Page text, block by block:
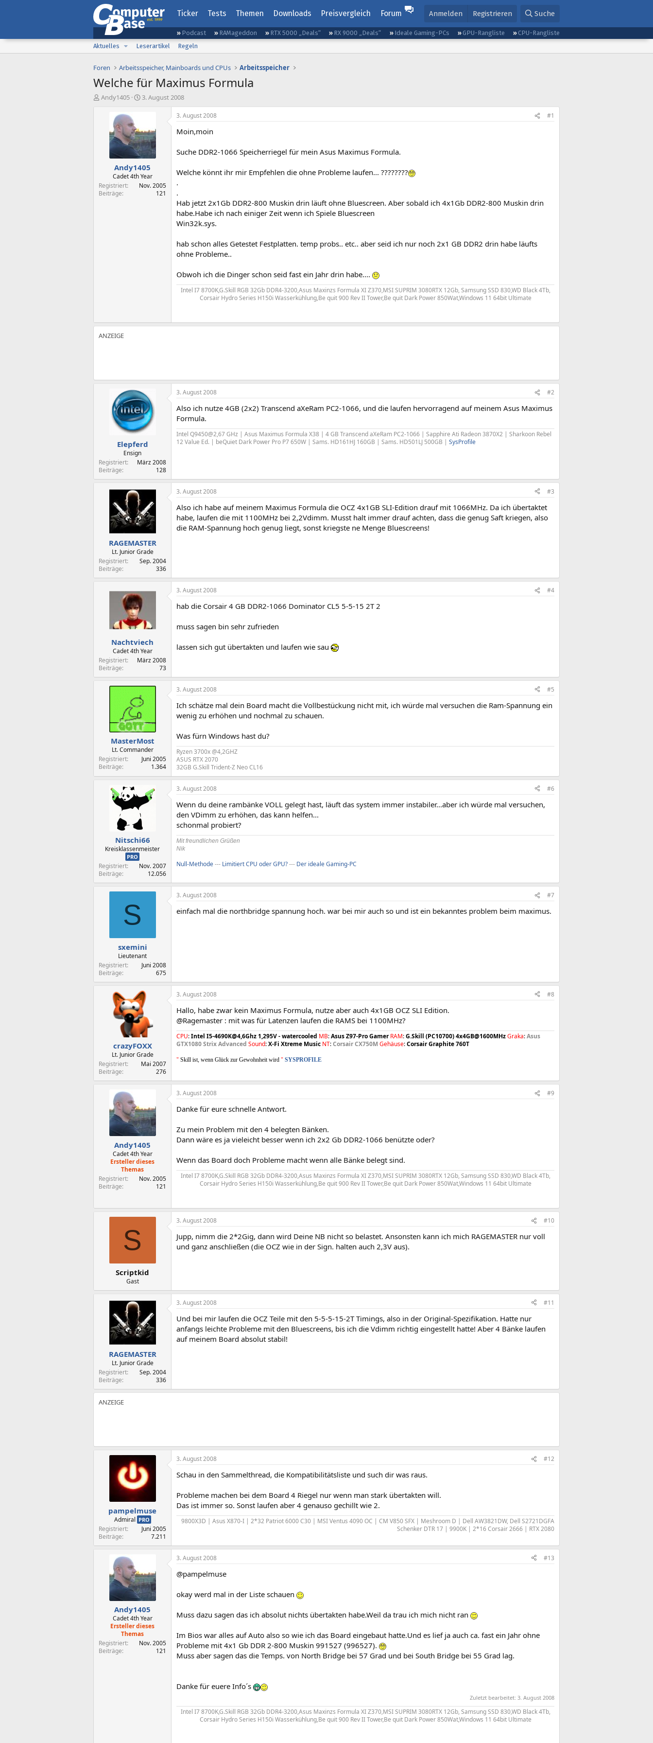
Ticker Tests Themen Downloads Preisvergleich Forum Anmelden Registrieren Suche
Podcast RAMageddon RTX 5000 „Deals“ RX 9000 „Deals“ Ideale Gaming-PCs GPU-Rangliste
CPU-Rangliste
Aktuelles
Leserartikel Regeln
Foren Arbeitsspeicher, Mainboards und CPUs Arbeitsspeicher
Welche für Maximus Formula
E
Andy1405
E
e
l
l
t
a
m
3. August 2008
Andy1405
Cadet 4th Year
Registriert
Nov. 2005
Beiträge
121
3. August 2008 #1
Moin,moin
Suche DDR2-1066 Speicherriegel für mein Asus Maximus Formula.
Welche könnt ihr mir Empfehlen die ohne Probleme laufen... ????????
.
.
Hab jetzt 2x1Gb DDR2-800 Muskin drin läuft ohne Bluescreen. Aber sobald ich 4x1Gb DDR2-800 Muskin drin
habe.Habe ich nach einiger Zeit wenn ich Spiele Bluescreen
Win32k.sys.
hab schon alles Getestet Festplatten. temp probs.. etc.. aber seid ich nur noch 2x1 GB DDR2 drin habe läufts
ohne Probleme..
Obwoh ich die Dinger schon seid fast ein Jahr drin habe....
Intel I7 8700K,G.Skill RGB 32Gb DDR4-3200,Asus Maxinzs Formula XI Z370,MSI SUPRIM 3080RTX 12Gb, Samsung SSD 830,WD Black 4Tb,
Corsair Hydro Series H150i Wasserkühlung,Be quit 900 Rev II Tower,Be quit Dark Power 850Wat,Windows 11 64bit Ultimate
Elepferd
Ensign
Registriert
März 2008
Beiträge
128
3. August 2008 #2
Also ich nutze 4GB (2x2) Transcend aXeRam PC2-1066, und die laufen hervorragend auf meinem Asus Maximus
Formula.
Intel Q9450@2,67 GHz | Asus Maximus Formula X38 | 4 GB Transcend aXeRam PC2-1066 | Sapphire Ati Radeon 3870X2 | Sharkoon Rebel
12 Value Ed. | beQuiet Dark Power Pro P7 650W | Sams. HD161HJ 160GB | Sams. HD501LJ 500GB | SysProfile
RAGEMASTER
Lt. Junior Grade
Registriert
Sep. 2004
Beiträge
336
3. August 2008 #3
Also ich habe auf meinem Maximus Formula die OCZ 4x1GB SLI-Edition drauf mit 1066MHz. Da ich übertaktet
habe, laufen die mit 1100MHz bei 2,2Vdimm. Musst halt immer drauf achten, dass die genug Saft kriegen, also
die RAM-Spannung hoch genug liegt, sonst kriegste ne Menge Bluescreens!
Nachtviech
Cadet 4th Year
Registriert
März 2008
Beiträge
73
3. August 2008 #4
hab die Corsair 4 GB DDR2-1066 Dominator CL5 5-5-15 2T 2
muss sagen bin sehr zufrieden
lassen sich gut übertakten und laufen wie sau
MasterMost
Lt. Commander
Registriert
Juni 2005
Beiträge
1.364
3. August 2008 #5
Ich schätze mal dein Board macht die Vollbestückung nicht mit, ich würde mal versuchen die Ram-Spannung ein
wenig zu erhöhen und nochmal zu schauen.
Was fürn Windows hast du?
Ryzen 3700x @4,2GHZ
ASUS RTX 2070
32GB G.Skill Trident-Z Neo CL16
Nitschi66
Kreisklassenmeister
PRO
Registriert
Nov. 2007
Beiträge
12.056
3. August 2008 #6
Wenn du deine rambänke VOLL gelegt hast, läuft das system immer instabiler...aber ich würde mal versuchen,
den VDimm zu erhöhen, das kann helfen...
schonmal probiert?
Mit freundlichen Grüßen
Nik
Null-Methode--- Limitiert CPU oder GPU?--- Der ideale Gaming-PC
S
sxemini
Lieutenant
Registriert
Juni 2008
Beiträge
675
3. August 2008 #7
einfach mal die northbridge spannung hoch. war bei mir auch so und ist ein bekanntes problem beim maximus.
crazyFOXX
Lt. Junior Grade
Registriert
Mai 2007
Beiträge
276
3. August 2008 #8
Hallo, habe zwar kein Maximus Formula, nutze aber auch 4x1GB OCZ SLI Edition.
@Ragemaster : mit was für Latenzen laufen die RAMS bei 1100MHz?
CPU:Intel I5-4690K@4,6Ghz 1,295V - watercooled MB:Asus Z97-Pro Gamer RAM:G.Skill (PC10700) 4x4GB@1600MHzGraka:Asus
GTX1080 Strix Advanced ​ Sound:X-Fi Xtreme Music NT:Corsair CX750MGehäuse:Corsair Graphite 760T
" Skill ist, wenn Glück zur Gewohnheit wird " SYSPROFILE
Andy1405
Cadet 4th Year
Ersteller dieses
Themas
Registriert
Nov. 2005
Beiträge
121
3. August 2008 #9
Danke für eure schnelle Antwort.
Zu mein Problem mit den 4 belegten Bänken.
Dann wäre es ja vieleicht besser wenn ich 2x2 Gb DDR2-1066 benützte oder?
Wenn das Board doch Probleme macht wenn alle Bänke belegt sind.
Intel I7 8700K,G.Skill RGB 32Gb DDR4-3200,Asus Maxinzs Formula XI Z370,MSI SUPRIM 3080RTX 12Gb, Samsung SSD 830,WD Black 4Tb,
Corsair Hydro Series H150i Wasserkühlung,Be quit 900 Rev II Tower,Be quit Dark Power 850Wat,Windows 11 64bit Ultimate
S
Scriptkid
Gast
3. August 2008 #10
Jupp, nimm die 2*2Gig, dann wird Deine NB nicht so belastet. Ansonsten kann ich mich RAGEMASTER nur voll
und ganz anschließen (die OCZ wie in der Sign. halten auch 2,3V aus).
RAGEMASTER
Lt. Junior Grade
Registriert
Sep. 2004
Beiträge
336
3. August 2008 #11
Und bei mir laufen die OCZ Teile mit den 5-5-5-15-2T Timings, also in der Original-Spezifikation. Hatte nur
anfangs leichte Probleme mit den Bluescreens, bis ich die Vdimm richtig eingestellt hatte! Aber 4 Bänke laufen
auf meinem Board absolut stabil!
pampelmuse
Admiral PRO
Registriert
Juni 2005
Beiträge
7.211
3. August 2008 #12
Schau in den Sammelthread, die Kompatibilitätsliste und such dir was raus.
Probleme machen bei dem Board 4 Riegel nur wenn man stark übertakten will.
Das ist immer so. Sonst laufen aber 4 genauso gechillt wie 2.
9800X3D | Asus X870-I | 2*32 Patriot 6000 C30 | MSI Ventus 4090 OC | CM V850 SFX | Meshroom D | Dell AW3821DW, Dell S2721DGFA
Schenker DTR 17 | 9900K | 2*16 Corsair 2666 | RTX 2080​
Andy1405
Cadet 4th Year
Ersteller dieses
Themas
Registriert
Nov. 2005
Beiträge
121
3. August 2008 #13
@pampelmuse
okay werd mal in der Liste schauen
Muss dazu sagen das ich absolut nichts übertakten habe.Weil da trau ich mich nicht ran
Im Bios war alles auf Auto also so wie ich das Board eingebaut hatte.Und es lief ja auch ca. fast ein Jahr ohne
Probleme mit 4x1 Gb DDR 2-800 Muskin 991527 (996527).
Muss aber sagen das die Temps. von North Bridge bei 57 Grad und bei South Bridge bei 55 Grad lag.
Danke für euere Info´s
Zuletzt bearbeitet: 3. August 2008
Intel I7 8700K,G.Skill RGB 32Gb DDR4-3200,Asus Maxinzs Formula XI Z370,MSI SUPRIM 3080RTX 12Gb, Samsung SSD 830,WD Black 4Tb,
Corsair Hydro Series H150i Wasserkühlung,Be quit 900 Rev II Tower,Be quit Dark Power 850Wat,Windows 11 64bit Ultimate